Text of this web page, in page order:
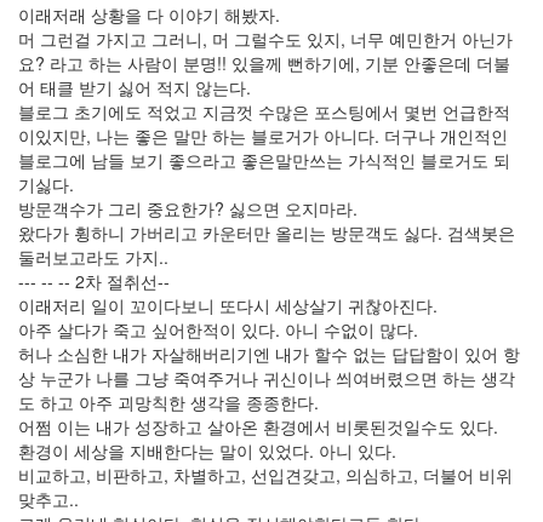
이래저래 상황을 다 이야기 해봤자.
머 그런걸 가지고 그러니, 머 그럴수도 있지, 너무 예민한거 아닌가
요? 라고 하는 사람이 분명!! 있을께 뻔하기에, 기분 안좋은데 더불
어 태클 받기 싫어 적지 않는다.
블로그 초기에도 적었고 지금껏 수많은 포스팅에서 몇번 언급한적
이있지만, 나는 좋은 말만 하는 블로거가 아니다. 더구나 개인적인
블로그에 남들 보기 좋으라고 좋은말만쓰는 가식적인 블로거도 되
기싫다.
방문객수가 그리 중요한가? 싫으면 오지마라.
왔다가 휭하니 가버리고 카운터만 올리는 방문객도 싫다. 검색봇은
둘러보고라도 가지..
--- -- -- 2차 절취선--
이래저리 일이 꼬이다보니 또다시 세상살기 귀찮아진다.
아주 살다가 죽고 싶어한적이 있다. 아니 수없이 많다.
허나 소심한 내가 자살해버리기엔 내가 할수 없는 답답함이 있어 항
상 누군가 나를 그냥 죽여주거나 귀신이나 씌여버렸으면 하는 생각
도 하고 아주 괴망칙한 생각을 종종한다.
어쩜 이는 내가 성장하고 살아온 환경에서 비롯된것일수도 있다.
환경이 세상을 지배한다는 말이 있었다. 아니 있다.
비교하고, 비판하고, 차별하고, 선입견갖고, 의심하고, 더불어 비위
맞추고..
23
2006
년
12
월
14
2007
년
83
2007
년
1
월
14
2007
년
2
월
12
2007
년